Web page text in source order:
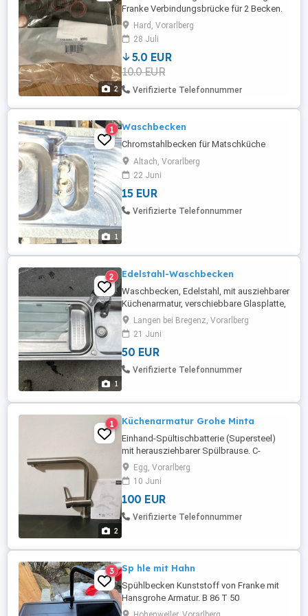
2
Franke Verbindungsbrücke für 2 Becken.
5.- Preis bei Selbstabholung in Hard. (Zzg.
Versandkosten-Versand auch möglich)
Hard, Vorarlberg
28 Juli
5.0 EUR
10.0 EUR
Verifizierte Telefonnummer
1
1 Waschbecken
Chromstahlbecken für Matschküche
Altach, Vorarlberg
22 Juni
15 EUR
Verifizierte Telefonnummer
1
2 Edelstahl-Waschbecken
Waschbecken, Edelstahl, mit ausziehbarer
Küchenarmatur, verschiebbare Glasplatte,
neuwertig, Größe: 1100 x 510
Langen bei Bregenz, Vorarlberg
21 Juni
50 EUR
Verifizierte Telefonnummer
2
1 Küchenarmatur Grohe Minta
Einhand-Spültischbatterie (Supersteel)
mit herausziehbarer Spülbrause. C-
Auslauf, Schwenkbereich 360 .
Umstellung Mousseur Brausestrahl.
Egg, Vorarlberg
10 Juni
100 EUR
Verifizierte Telefonnummer
3 Sp hle mit Hahn
Spühlbecken Kunststoff von Franke mit
Hansgrohe Armatur. B 86 T 50
Becken:34x42 3Jahre in Gebrauch Die